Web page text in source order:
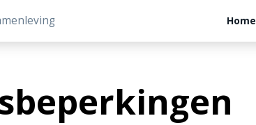
Home